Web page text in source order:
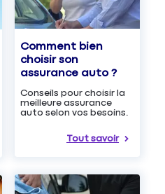
Comment bien
choisir son
assurance auto ?
Conseils pour choisir la
meilleure assurance
auto selon vos besoins.
Tout savoir